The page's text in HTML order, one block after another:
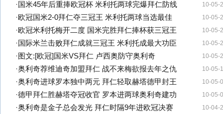
10-05-
· 国米45年后重捧欧冠杯 米利托两球完爆拜仁防线
10-05-
·欧冠国米2-0拜仁夺三冠王 米利托两球当选最佳
10-05-
·欧冠米利托梅开二度 国米完胜拜仁捧杯获三冠王
10-05-
· 国际米兰击败拜仁成就三冠王 米利托成最大功臣
10-05-
· 图文:[欧冠]国米VS拜仁 卢西奥防守奥利奇
10-05-
·奥利奇荐维迪奇加盟拜仁 战不来梅欲报去年之仇
10-05-
·奥利奇进球罗本独中两元 拜仁轻取赫塔德甲封王
10-05-
·德甲拜仁胜赫塔夺冠收官 罗本进两球奥利奇建功
10-04-
·奥利奇是金子总会发光 拜仁时隔9年进欧冠决赛